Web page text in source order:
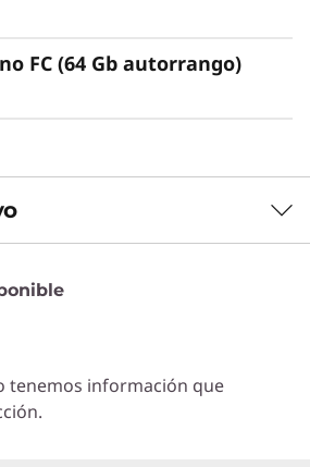
FC (64 Gb autorrango)
para su empresa.
exclusivas necesidades
tenemos información que